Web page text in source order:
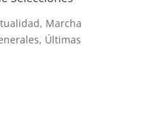
, Marcha
, Últimas